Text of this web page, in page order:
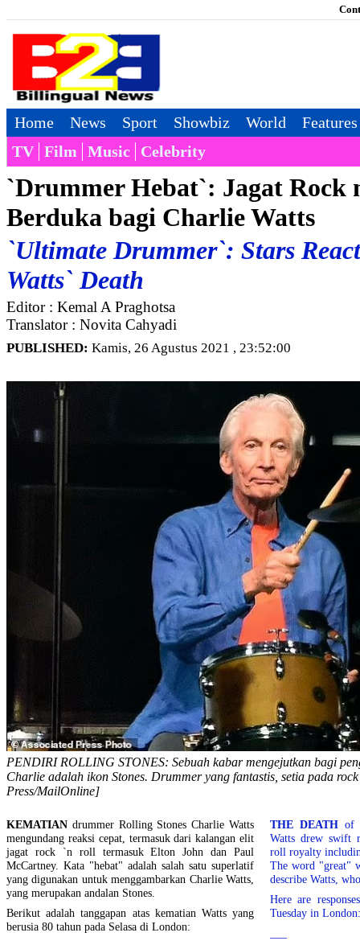
Home News Sport Showbiz World
Features
TV Film Music Celebrity
`Drummer Hebat`: Jagat Rock
Berduka bagi Charlie Watts
`Ultimate Drummer`: Stars
Watts` Death
Editor : Kemal A Praghotsa
Translator : Novita Cahyadi
PUBLISHED: Kamis, 26 Agustus 2021 , 23:52:00
PENDIRI ROLLING STONES: Sebuah kabar mengejutkan bagi
Charlie adalah ikon Stones. Drummer yang fantastis, setia pada
Press/MailOnline]
KEMATIAN drummer Rolling Stones Charlie Watts
mengundang reaksi cepat, termasuk dari kalangan elit
jagat rock `n roll termasuk Elton John dan Paul
McCartney. Kata "hebat" adalah salah satu superlatif
yang digunakan untuk menggambarkan Charlie Watts,
yang merupakan andalan Stones.
Berikut adalah tanggapan atas kematian Watts yang
berusia 80 tahun pada Selasa di London:
THE DEATHof
Watts drew swift
roll royalty
The word "great"
describe Watts,
Here are
Tuesday in London: